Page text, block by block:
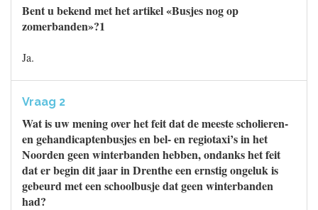
Bent u bekend met het artikel «Busjes nog op
zomerbanden»?1
Ja.
Vraag 2
Wat is uw mening over het feit dat de meeste scholieren-
en gehandicaptenbusjes en bel- en regiotaxi’s in het
Noorden geen winterbanden hebben, ondanks het feit
dat er begin dit jaar in Drenthe een ernstig ongeluk is
gebeurd met een schoolbusje dat geen winterbanden
had?